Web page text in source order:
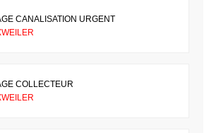
CANALISATION URGENT
COLLECTEUR